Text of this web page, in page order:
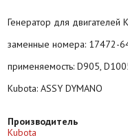
Генератор для
заменные номера: 17472-
применяемость: D905,
Kubota: ASSY DYMANO
Производитель
Kubota